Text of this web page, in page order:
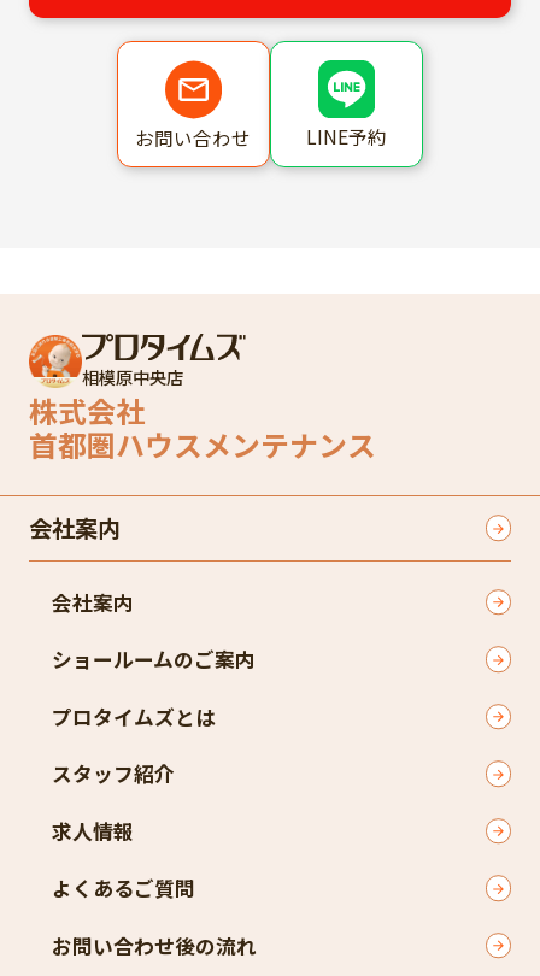
お問い合わせ LINE予約
相模原中央店
株式会社
首都圏ハウスメンテナンス
会社案内
会社案内
ショールームのご案内
プロタイムズとは
スタッフ紹介
求人情報
よくあるご質問
お問い合わせ後の流れ